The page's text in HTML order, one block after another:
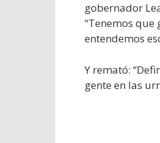
gobernador
“Tenemos
entendemos
Y remató:
gente en las